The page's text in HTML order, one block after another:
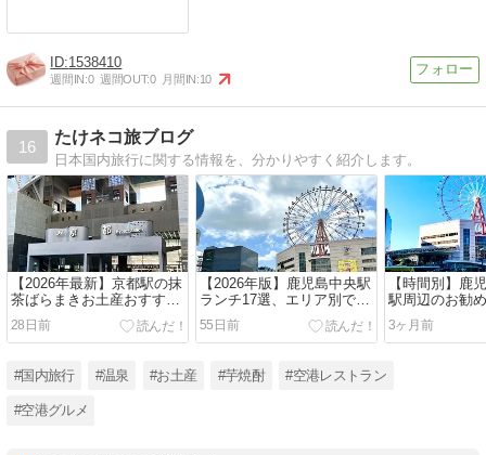
1538410
週間IN:0 週間OUT:0 月間IN:10
16
たけネコ旅ブログ
日本国内旅行に関する情報を、分かりやすく紹介します。
【2026年最新】京都駅の抹
茶ばらまきお土産おすすめ
12選!安い・個包装で職場向
けを厳選
28日前
【2026年版】鹿児島中央駅
ランチ17選、エリア別で鹿
児島グルメを紹介!!
55日前
【時間別】鹿
駅周辺のお勧
ング15選!!
3ヶ月前
#国内旅行 #温泉 #お土産 #芋焼酎 #空港レストラン
#空港グルメ